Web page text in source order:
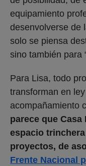
equipamiento
desenvolverse de
solo se piensa
sino también para
Para Lisa, todo
transforman en
acompañamiento
parece que
espacio
proyectos, de
Frente Nacional